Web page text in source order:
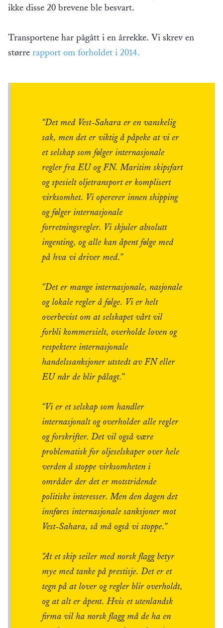
ikke disse 20 brevene ble besvart.
Transportene har pågått i en årrekke. Vi skrev en
større rapport om forholdet i 2014.
“Det med Vest-Sahara er en vanskelig
sak, men det er viktig å påpeke at vi er
et selskap som følger internasjonale
regler fra EU og FN. Maritim skipsfart
og spesielt oljetransport er komplisert
virksomhet. Vi opererer innen shipping
og følger internasjonale
forretningsregler. Vi skjuler absolutt
ingenting, og alle kan åpent følge med
på hva vi driver med.”
“Det er mange internasjonale, nasjonale
og lokale regler å følge. Vi er helt
overbevist om at selskapet vårt vil
forbli kommersielt, overholde loven og
respektere internasjonale
handelssanksjoner utstedt av FN eller
EU når de blir pålagt.”
“Vi er et selskap som handler
internasjonalt og overholder alle regler
og forskrifter. Det vil også være
problematisk for oljeselskaper over hele
verden å stoppe virksomheten i
områder der det er motstridende
politiske interesser. Men den dagen det
innføres internasjonale sanksjoner mot
Vest-Sahara, så må også vi stoppe.”
“At et skip seiler med norsk flagg betyr
mye med tanke på prestisje. Det er et
tegn på at lover og regler blir overholdt,
og at alt er åpent. Hvis et utenlandsk
firma vil ha norsk flagg må de ha en